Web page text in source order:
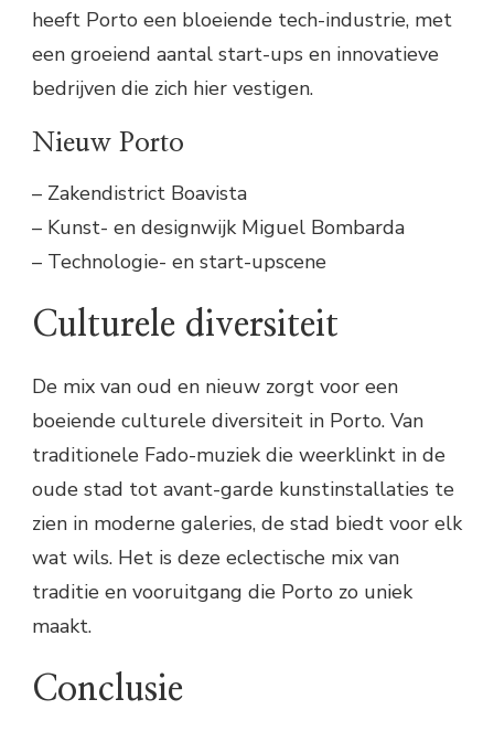
heeft Porto een bloeiende tech-industrie, met
een groeiend aantal start-ups en innovatieve
bedrijven die zich hier vestigen.
Nieuw Porto
– Zakendistrict Boavista
– Kunst- en designwijk Miguel Bombarda
– Technologie- en start-upscene
Culturele diversiteit
De mix van oud en nieuw zorgt voor een
boeiende culturele diversiteit in Porto. Van
traditionele Fado-muziek die weerklinkt in de
oude stad tot avant-garde kunstinstallaties te
zien in moderne galeries, de stad biedt voor elk
wat wils. Het is deze eclectische mix van
traditie en vooruitgang die Porto zo uniek
maakt.
Conclusie